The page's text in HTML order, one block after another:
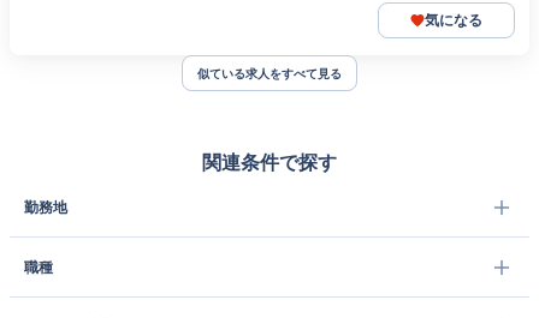
気になる
似ている求人をすべて見る
関連条件で探す
勤務地
職種